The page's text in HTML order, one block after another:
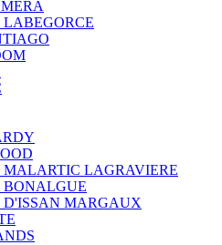
MALARTIC LAGRAVIERE
BONALGUE
D'ISSAN MARGAUX